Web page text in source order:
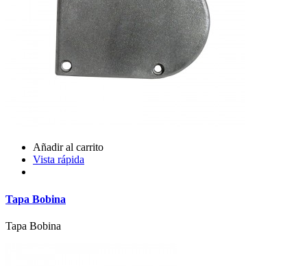
Añadir al carrito
Vista rápida
Tapa Bobina
Tapa Bobina